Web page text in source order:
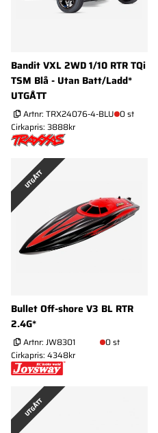
Bandit VXL 2WD 1/10 RTR TQi
TSM Blå - Utan Batt/Ladd*
UTGÅTT
Artnr: TRX24076-4-BLU 0 st
Cirkapris: 3888kr
UTGÅTT
Bullet Off-shore V3 BL RTR
2.4G*
Artnr: JW8301
0 st
Cirkapris: 4348kr
UTGÅTT